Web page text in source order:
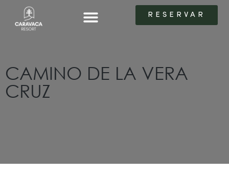
RESERVAR
RESERVAR
CAMINO DE LA VERA
CRUZ